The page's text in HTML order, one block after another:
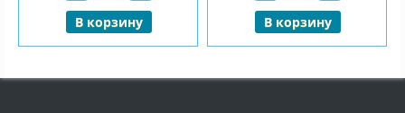
В корзину В корзину